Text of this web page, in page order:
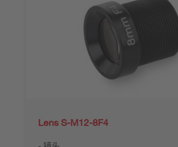
Lens S-M12-8F4